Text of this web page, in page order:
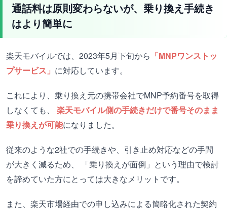
通話料は原則変わらないが、乗り換え手続き
はより簡単に
楽天モバイルでは、2023年5月下旬から 「MNPワンストッ
プサービス」 に対応しています。
これにより、乗り換え元の携帯会社でMNP予約番号を取得
しなくても、 楽天モバイル側の手続きだけで番号そのまま
乗り換えが可能になりました。
従来のような2社での手続きや、引き止め対応などの手間
が大きく減るため、 「乗り換えが面倒」という理由で検討
を諦めていた方にとっては大きなメリットです。
また、楽天市場経由での申し込みによる簡略化された契約